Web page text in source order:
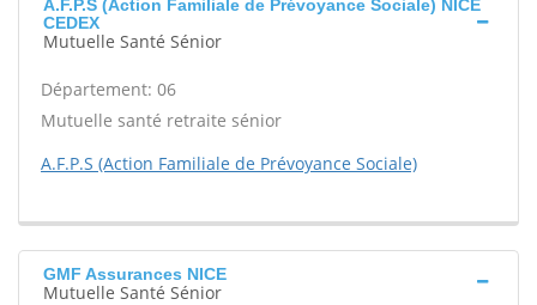
A.F.P.S (Action Familiale de Prévoyance Sociale) NICE
CEDEX
Mutuelle Santé Sénior
Département: 06
Mutuelle santé retraite sénior
A.F.P.S (Action Familiale de Prévoyance Sociale)
GMF Assurances NICE
Mutuelle Santé Sénior